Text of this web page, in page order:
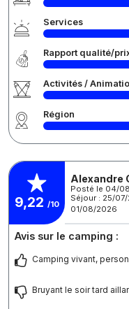
Services
Rapport qualité/
Activités /
Région
9,22 /10
Alexandre
Posté le 04/
Séjour : 25/
01/08/2026
Avis sur le camping :
Camping vivant,
Bruyant le soir tard